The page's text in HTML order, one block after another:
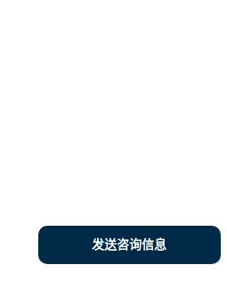
发送咨询信息